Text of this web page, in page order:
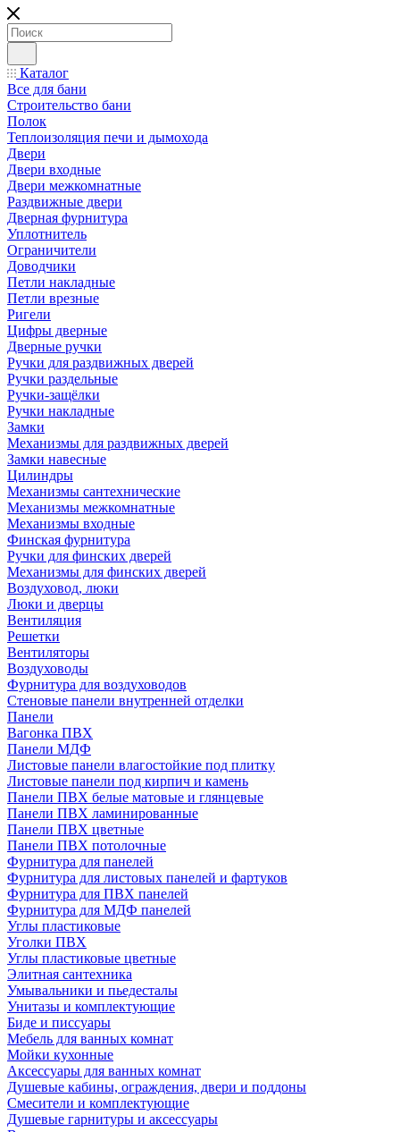
Каталог
Все для бани
Строительство бани
Полок
Теплоизоляция печи и дымохода
Двери
Двери входные
Двери межкомнатные
Раздвижные двери
Дверная фурнитура
Уплотнитель
Ограничители
Доводчики
Петли накладные
Петли врезные
Ригели
Цифры дверные
Дверные ручки
Ручки для раздвижных дверей
Ручки раздельные
Ручки-защёлки
Ручки накладные
Замки
Механизмы для раздвижных дверей
Замки навесные
Цилиндры
Механизмы сантехнические
Механизмы межкомнатные
Механизмы входные
Финская фурнитура
Ручки для финских дверей
Механизмы для финских дверей
Воздуховод, люки
Люки и дверцы
Вентиляция
Решетки
Вентиляторы
Воздуховоды
Фурнитура для воздуховодов
Стеновые панели внутренней отделки
Панели
Вагонка ПВХ
Панели МДФ
Листовые панели влагостойкие под плитку
Листовые панели под кирпич и камень
Панели ПВХ белые матовые и глянцевые
Панели ПВХ ламинированные
Панели ПВХ цветные
Панели ПВХ потолочные
Фурнитура для панелей
Фурнитура для листовых панелей и фартуков
Фурнитура для ПВХ панелей
Фурнитура для МДФ панелей
Углы пластиковые
Уголки ПВХ
Углы пластиковые цветные
Элитная сантехника
Умывальники и пьедесталы
Унитазы и комплектующие
Биде и писсуары
Мебель для ванных комнат
Мойки кухонные
Аксессуары для ванных комнат
Душевые кабины, ограждения, двери и поддоны
Смесители и комплектующие
Душевые гарнитуры и аксессуары